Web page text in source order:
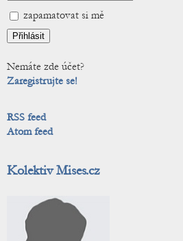
zapamatovat si mě
Nemáte zde účet?
Zaregistrujte se!
RSS feed
Atom feed
Kolektiv Mises.cz